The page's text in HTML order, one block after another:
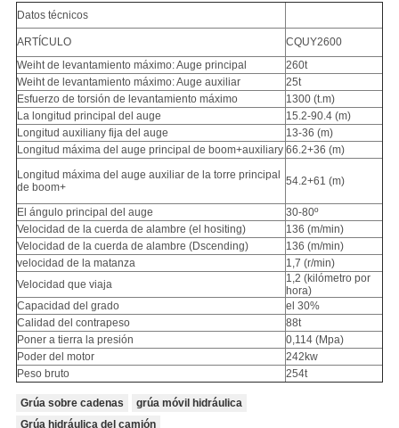
Datos técnicos
ARTÍCULO
CQUY2600
Weiht de levantamiento máximo: Auge principal
260t
Weiht de levantamiento máximo: Auge auxiliar
25t
Esfuerzo de torsión de levantamiento máximo
1300 (t.m)
La longitud principal del auge
15.2-90.4 (m)
Longitud auxiliany fija del auge
13-36 (m)
Longitud máxima del auge principal de boom+auxiliary 66.2+36 (m)
Longitud máxima del auge auxiliar de la torre principal
de boom+
54.2+61 (m)
El ángulo principal del auge
30-80º
Velocidad de la cuerda de alambre (el hositing)
136 (m/min)
Velocidad de la cuerda de alambre (Dscending)
136 (m/min)
velocidad de la matanza
1,7 (r/min)
Velocidad que viaja
1,2 (kilómetro por
hora)
Capacidad del grado
el 30%
Calidad del contrapeso
88t
Poner a tierra la presión
0,114 (Mpa)
Poder del motor
242kw
Peso bruto
254t
Grúa sobre cadenas
grúa móvil hidráulica
Grúa hidráulica del camión